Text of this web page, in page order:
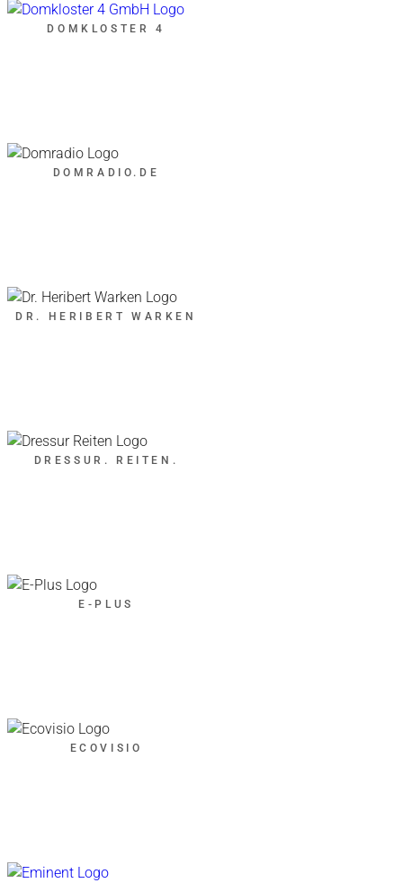
DOMKLOSTER 4
DOMRADIO.DE
DR. HERIBERT WARKEN
DRESSUR. REITEN.
E-PLUS
ECOVISIO